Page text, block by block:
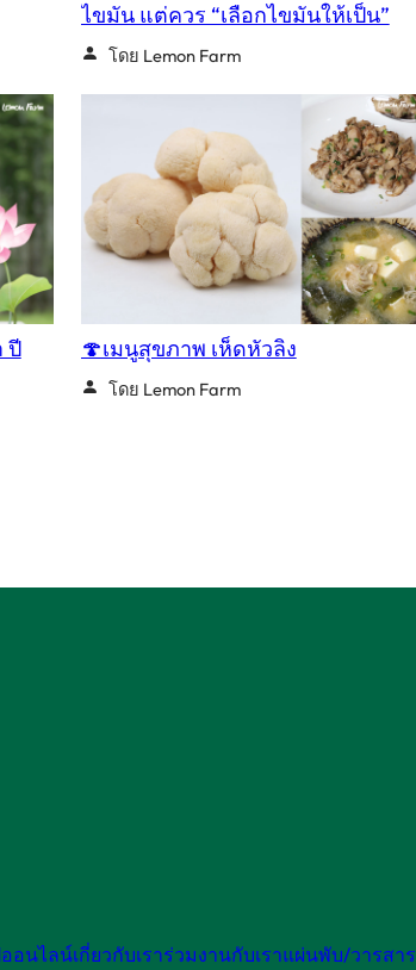
ไขมัน แต่ควร “เลือกไขมันให้เป็น”
โดย Lemon Farm
ปี
🍄เมนูสุขภาพ เห็ดหัวลิง
โดย Lemon Farm
อนไลน์เกี่ยวกับเราร่วมงานกับเราแผ่นพับ/วารสาร